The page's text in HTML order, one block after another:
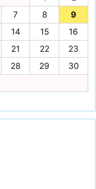
7 8
9
14 15
16
21 22
23
28 29
30